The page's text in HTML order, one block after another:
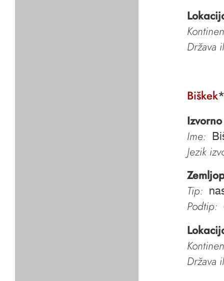
Država
Biškek*
Ime:
Jezik
Tip:
Podtip:
Država